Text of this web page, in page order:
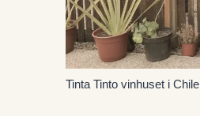
Tinta Tinto vinhuset i Chile